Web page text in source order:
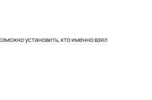
установить, кто именно взял